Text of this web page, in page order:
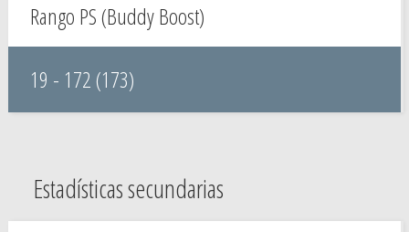
Rango PS (Buddy Boost)
19 - 172 (173)
Estadísticas secundarias